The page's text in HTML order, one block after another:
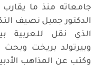
جامعاته منذ ما
الدكتور جميل نصيف
الذي نقل للعربية
وبيرتولد بريخت وبحث
وكتب عن المذاهب